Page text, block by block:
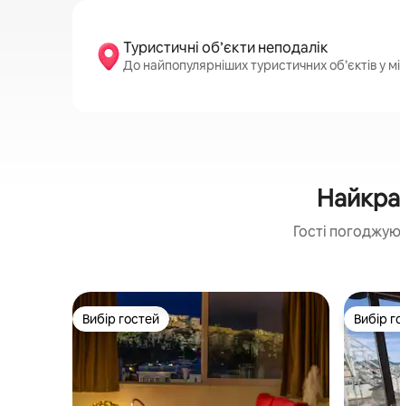
Туристичні об’єкти неподалік
До найпопулярніших туристичних об’єктів у
Гості
Вибір гостей
Вибір гостей Вибір
Вибір